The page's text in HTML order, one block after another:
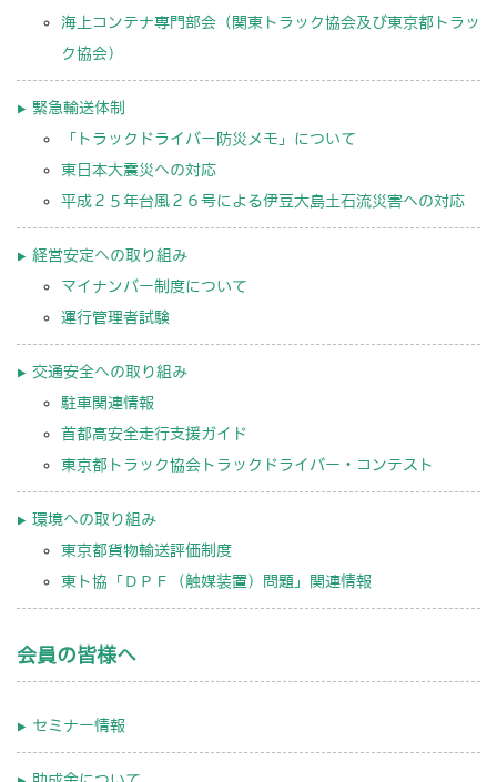
海上コンテナ専門部会（関東トラック協会及び東京都トラッ
ク協会）
緊急輸送体制
「トラックドライバー防災メモ」について
東日本大震災への対応
平成２５年台風２６号による伊豆大島土石流災害への対応
経営安定への取り組み
マイナンバー制度について
運行管理者試験
交通安全への取り組み
駐車関連情報
首都高安全走行支援ガイド
東京都トラック協会トラックドライバー・コンテスト
環境への取り組み
東京都貨物輸送評価制度
東ト協「ＤＰＦ（触媒装置）問題」関連情報
会員の皆様へ
セミナー情報